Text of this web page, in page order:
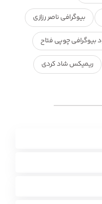
بیوگرافی ناصر رزازی
بیوگرافی چوپی فتاح
ریمیکس شاد کردی